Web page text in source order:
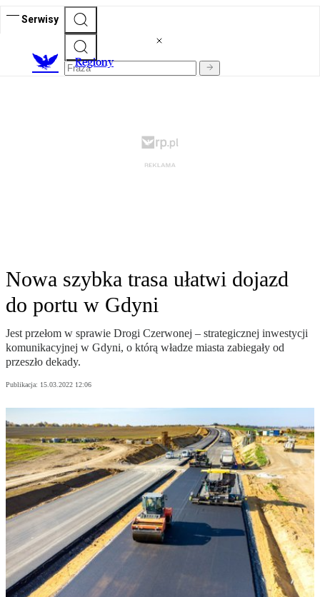
Serwisy
Regiony
Nowa szybka trasa ułatwi dojazd
do portu w Gdyni
Jest przełom w sprawie Drogi Czerwonej – strategicznej inwestycji
komunikacyjnej w Gdyni, o którą władze miasta zabiegały od
przeszło dekady.
Publikacja: 15.03.2022 12:06